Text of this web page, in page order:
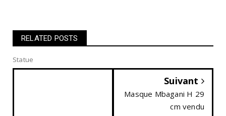
RELATED POSTS
Statue
Suivant
Masque Mbagani H 29
cm vendu